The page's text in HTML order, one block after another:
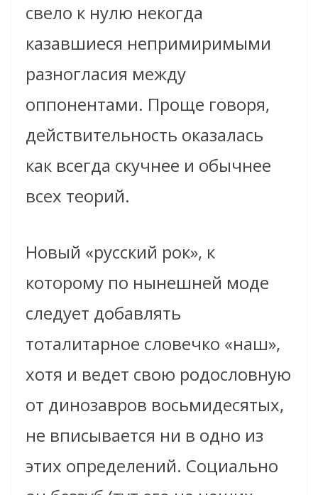
свело к нулю некогда
казавшиеся непримиримыми
разногласия между
оппонентами. Проще говоря,
действительность оказалась
как всегда скучнее и обычнее
всех теорий.
Новый «русский рок», к
которому по нынешней моде
следует добавлять
тоталитарное словечко «наш»,
хотя и ведет свою родословную
от динозавров восьмидесятых,
не вписывается ни в одно из
этих определений. Социально